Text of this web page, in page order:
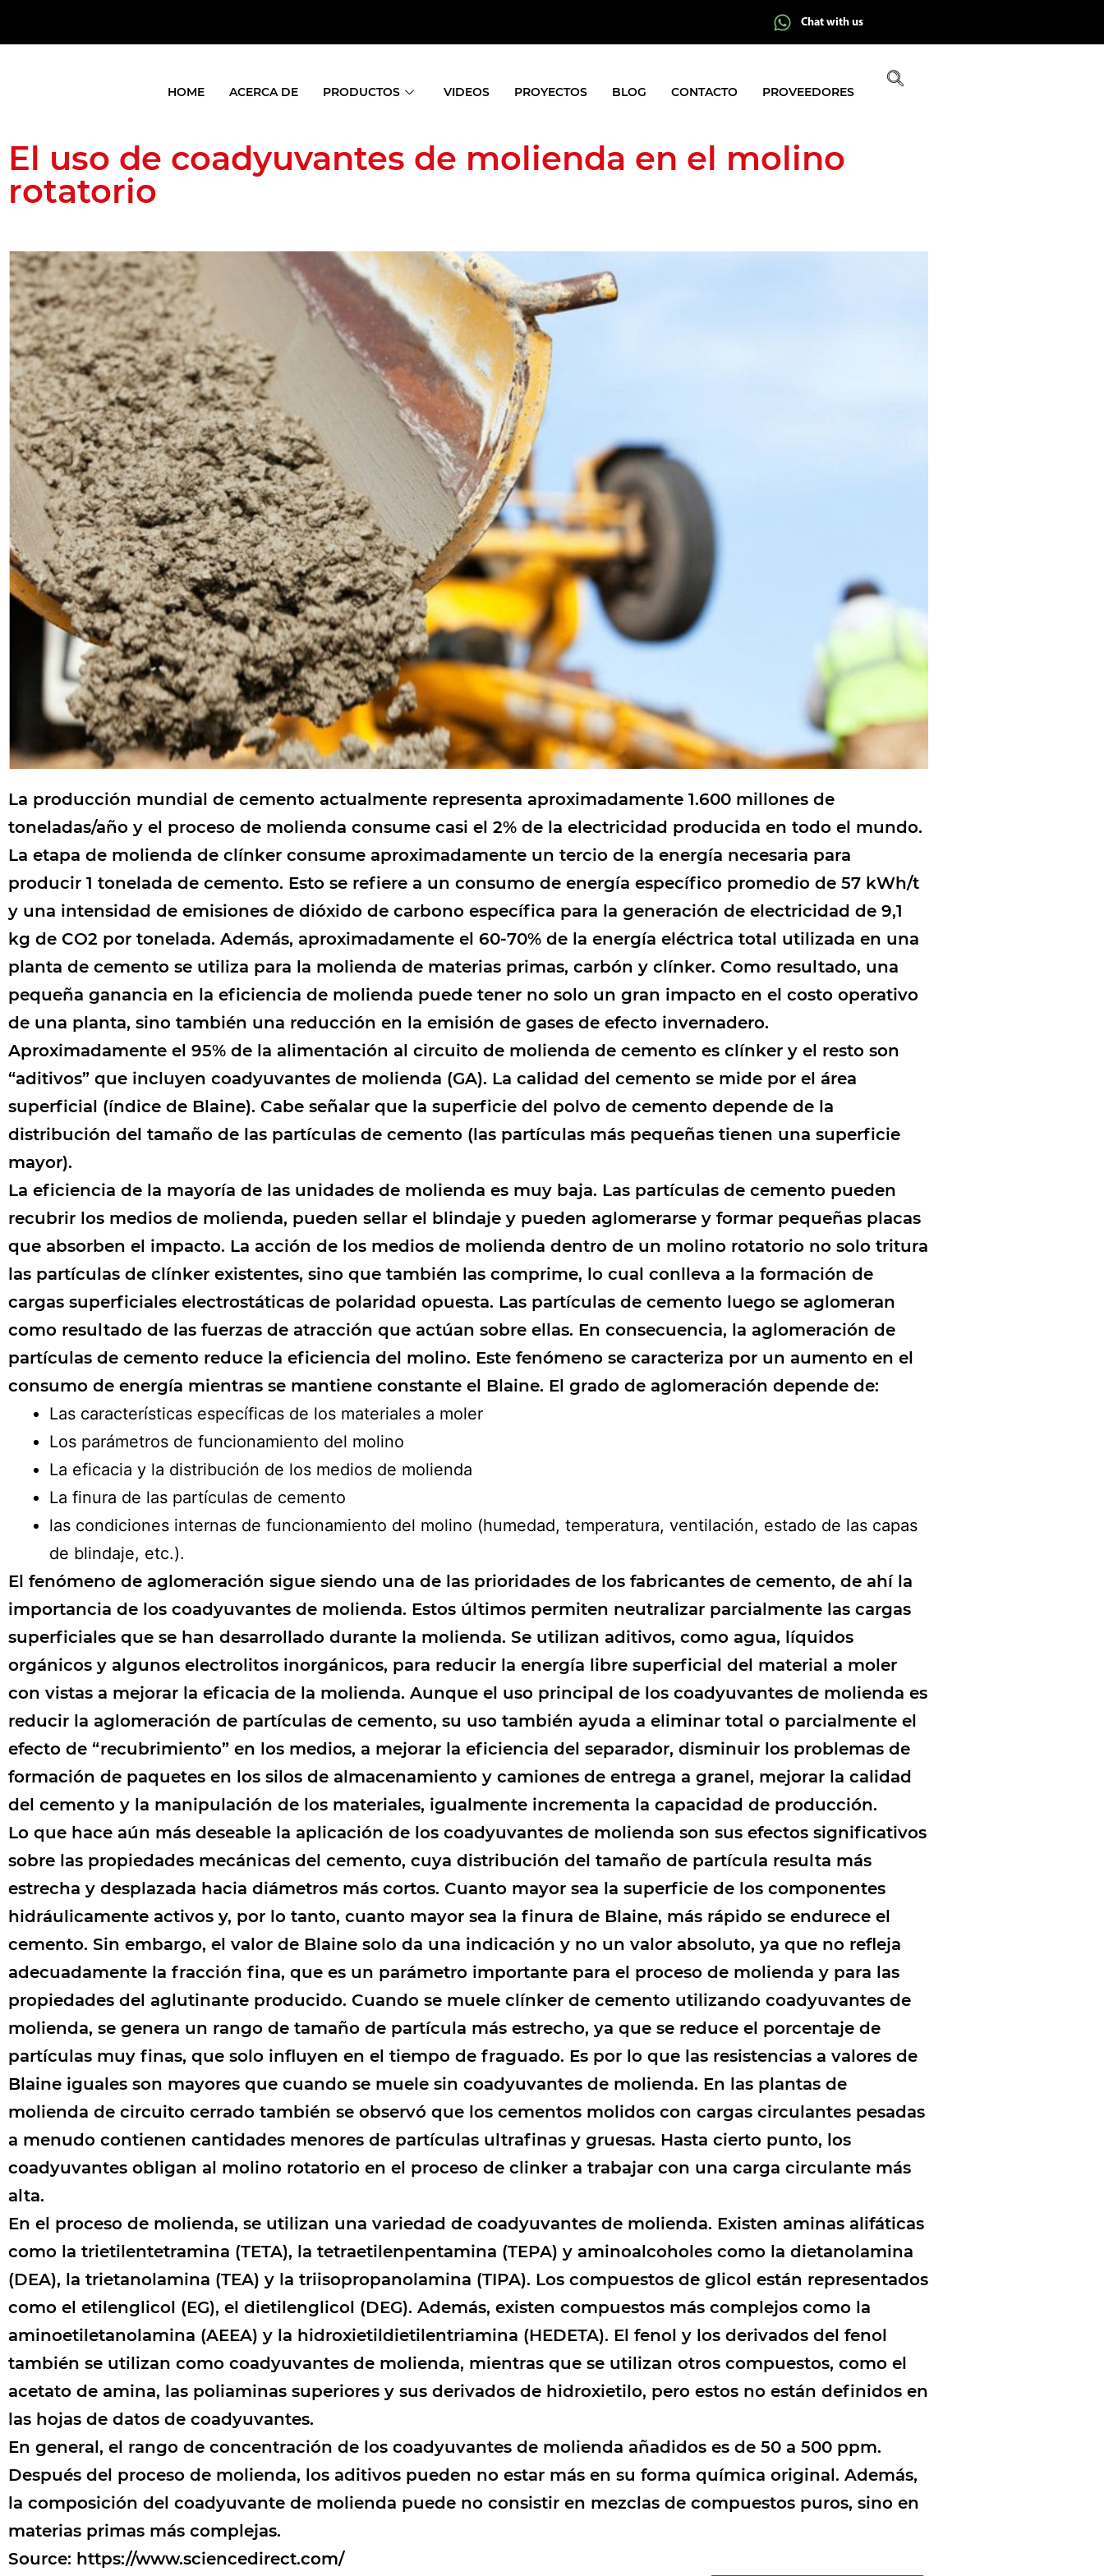
Chat with us
HOME ACERCA DE PRODUCTOS VIDEOS PROYECTOS BLOG CONTACTO PROVEEDORES
El uso de coadyuvantes de molienda en el molino
rotatorio
La producción mundial de cemento actualmente representa aproximadamente 1.600 millones de
toneladas/año y el proceso de molienda consume casi el 2% de la electricidad producida en todo el mundo.
La etapa de molienda de clínker consume aproximadamente un tercio de la energía necesaria para
producir 1 tonelada de cemento. Esto se refiere a un consumo de energía específico promedio de 57 kWh/t
y una intensidad de emisiones de dióxido de carbono específica para la generación de electricidad de 9,1
kg de CO2 por tonelada. Además, aproximadamente el 60-70% de la energía eléctrica total utilizada en una
planta de cemento se utiliza para la molienda de materias primas, carbón y clínker. Como resultado, una
pequeña ganancia en la eficiencia de molienda puede tener no solo un gran impacto en el costo operativo
de una planta, sino también una reducción en la emisión de gases de efecto invernadero.
Aproximadamente el 95% de la alimentación al circuito de molienda de cemento es clínker y el resto son
“aditivos” que incluyen coadyuvantes de molienda (GA). La calidad del cemento se mide por el área
superficial (índice de Blaine). Cabe señalar que la superficie del polvo de cemento depende de la
distribución del tamaño de las partículas de cemento (las partículas más pequeñas tienen una superficie
mayor).
La eficiencia de la mayoría de las unidades de molienda es muy baja. Las partículas de cemento pueden
recubrir los medios de molienda, pueden sellar el blindaje y pueden aglomerarse y formar pequeñas placas
que absorben el impacto. La acción de los medios de molienda dentro de un molino rotatorio no solo tritura
las partículas de clínker existentes, sino que también las comprime, lo cual conlleva a la formación de
cargas superficiales electrostáticas de polaridad opuesta. Las partículas de cemento luego se aglomeran
como resultado de las fuerzas de atracción que actúan sobre ellas. En consecuencia, la aglomeración de
partículas de cemento reduce la eficiencia del molino. Este fenómeno se caracteriza por un aumento en el
consumo de energía mientras se mantiene constante el Blaine. El grado de aglomeración depende de:
Las características específicas de los materiales a moler
Los parámetros de funcionamiento del molino
La eficacia y la distribución de los medios de molienda
La finura de las partículas de cemento
las condiciones internas de funcionamiento del molino (humedad, temperatura, ventilación, estado de las capas
de blindaje, etc.).
El fenómeno de aglomeración sigue siendo una de las prioridades de los fabricantes de cemento, de ahí la
importancia de los coadyuvantes de molienda. Estos últimos permiten neutralizar parcialmente las cargas
superficiales que se han desarrollado durante la molienda. Se utilizan aditivos, como agua, líquidos
orgánicos y algunos electrolitos inorgánicos, para reducir la energía libre superficial del material a moler
con vistas a mejorar la eficacia de la molienda. Aunque el uso principal de los coadyuvantes de molienda es
reducir la aglomeración de partículas de cemento, su uso también ayuda a eliminar total o parcialmente el
efecto de “recubrimiento” en los medios, a mejorar la eficiencia del separador, disminuir los problemas de
formación de paquetes en los silos de almacenamiento y camiones de entrega a granel, mejorar la calidad
del cemento y la manipulación de los materiales, igualmente incrementa la capacidad de producción.
Lo que hace aún más deseable la aplicación de los coadyuvantes de molienda son sus efectos significativos
sobre las propiedades mecánicas del cemento, cuya distribución del tamaño de partícula resulta más
estrecha y desplazada hacia diámetros más cortos. Cuanto mayor sea la superficie de los componentes
hidráulicamente activos y, por lo tanto, cuanto mayor sea la finura de Blaine, más rápido se endurece el
cemento. Sin embargo, el valor de Blaine solo da una indicación y no un valor absoluto, ya que no refleja
adecuadamente la fracción fina, que es un parámetro importante para el proceso de molienda y para las
propiedades del aglutinante producido. Cuando se muele clínker de cemento utilizando coadyuvantes de
molienda, se genera un rango de tamaño de partícula más estrecho, ya que se reduce el porcentaje de
partículas muy finas, que solo influyen en el tiempo de fraguado. Es por lo que las resistencias a valores de
Blaine iguales son mayores que cuando se muele sin coadyuvantes de molienda. En las plantas de
molienda de circuito cerrado también se observó que los cementos molidos con cargas circulantes pesadas
a menudo contienen cantidades menores de partículas ultrafinas y gruesas. Hasta cierto punto, los
coadyuvantes obligan al molino rotatorio en el proceso de clinker a trabajar con una carga circulante más
alta.
En el proceso de molienda, se utilizan una variedad de coadyuvantes de molienda. Existen aminas alifáticas
como la trietilentetramina (TETA), la tetraetilenpentamina (TEPA) y aminoalcoholes como la dietanolamina
(DEA), la trietanolamina (TEA) y la triisopropanolamina (TIPA). Los compuestos de glicol están representados
como el etilenglicol (EG), el dietilenglicol (DEG). Además, existen compuestos más complejos como la
aminoetiletanolamina (AEEA) y la hidroxietildietilentriamina (HEDETA). El fenol y los derivados del fenol
también se utilizan como coadyuvantes de molienda, mientras que se utilizan otros compuestos, como el
acetato de amina, las poliaminas superiores y sus derivados de hidroxietilo, pero estos no están definidos en
las hojas de datos de coadyuvantes.
En general, el rango de concentración de los coadyuvantes de molienda añadidos es de 50 a 500 ppm.
Después del proceso de molienda, los aditivos pueden no estar más en su forma química original. Además,
la composición del coadyuvante de molienda puede no consistir en mezclas de compuestos puros, sino en
materias primas más complejas.
Source: https://www.sciencedirect.com/